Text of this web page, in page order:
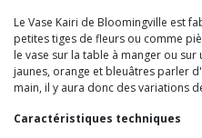
Le Vase Kairi de Bloomingville est
petites tiges de fleurs ou comme
le vase sur la table à manger ou
jaunes, orange et bleuâtres parler
main, il y aura donc des variations
Caractéristiques techniques